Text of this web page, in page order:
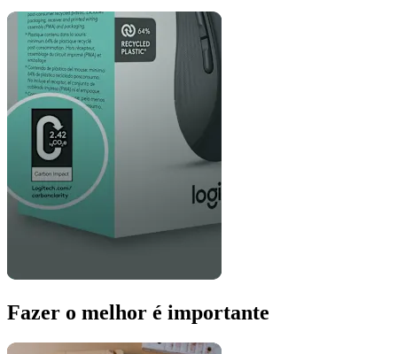
Fazer o melhor é importante